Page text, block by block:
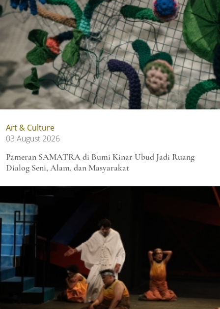
Art & Culture
03 August 2026
Pameran SAMATRA di Bumi Kinar Ubud Jadi Ruang
Dialog Seni, Alam, dan Masyarakat